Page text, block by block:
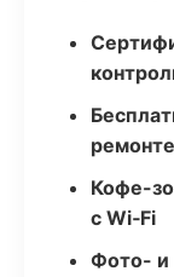
ремонте
Кофе-
с Wi‑Fi
Фото- и